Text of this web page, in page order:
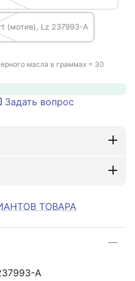
(мотив), Lz 237993-A
масла в граммах = 30
Задать вопрос
ТОВАРА
A